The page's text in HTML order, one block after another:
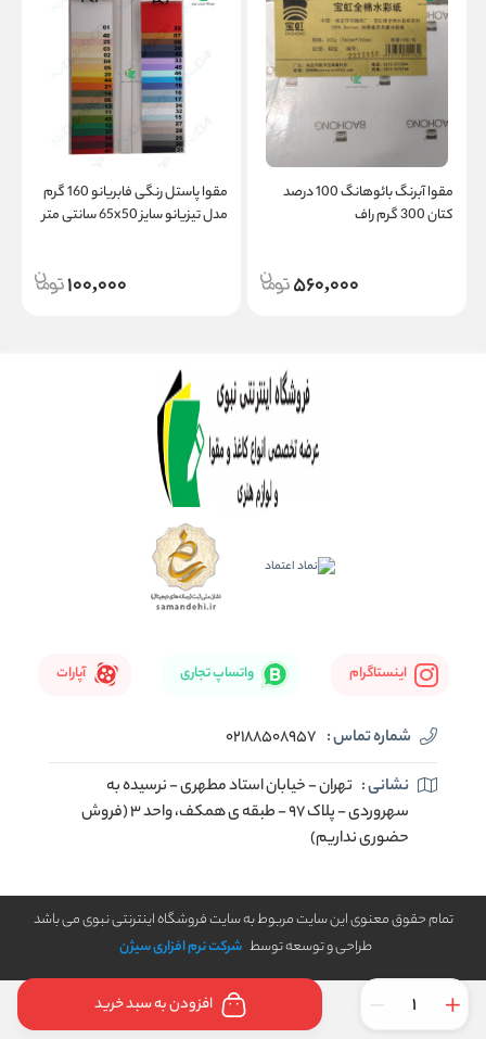
افزودن به سبد خرید
مقوا آبرنگ بائوهانگ 100 درصد
کتان 300 گرم راف
560,000
مقوا پاستل رنگی فابریانو 160 گرم
مدل تیزیانو سایز 65x50 سانتی متر
100,000
اینستاگرام واتساپ تجاری آپارات
شماره تماس : 02188508957
نشانی : تهران - خیابان استاد مطهری - نرسیده به
سهروردی - پلاک 97 - طبقه ی همکف، واحد 3 (فروش
حضوری نداریم)
تمام حقوق معنوی این سایت مربوط به سایت فروشگاه اینترنتی نبوی می باشد
طراحی و توسعه توسط شرکت نرم افزاری سیژن